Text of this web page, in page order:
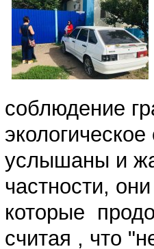
соблюдение
услышаны и
частности,
которые
считая , что